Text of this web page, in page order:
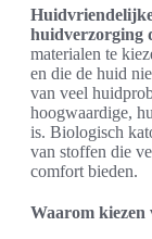
huidverzorging
materialen te
en die de huid
van veel
hoogwaardige,
is. Biologisch
van stoffen die
comfort bieden.
Waarom